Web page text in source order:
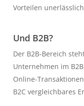
Vorteilen
Und B2B?
Der B2B-Bereich
Unternehmen im
Online-
B2C vergleichbares